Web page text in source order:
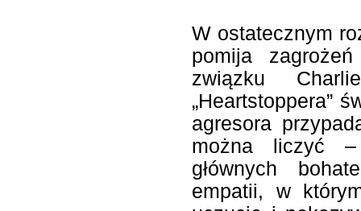
W ostatecznym
pomija
związku
„Heartstoppera”
agresora
można liczyć
głównych
empatii, w